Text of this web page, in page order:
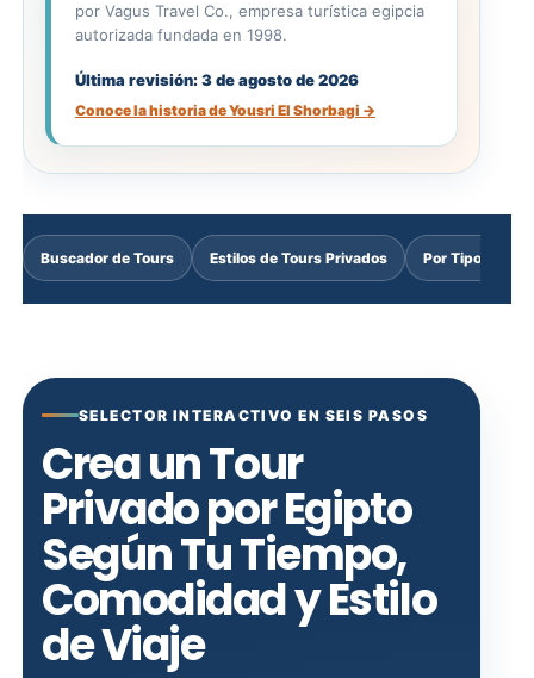
por Vagus Travel Co., empresa turística egipcia
autorizada fundada en 1998.
Última revisión: 3 de agosto de 2026
Conoce la historia de Yousri El Shorbagi →
Buscador de Tours Estilos de Tours Privados Por Tipo de
SELECTOR INTERACTIVO EN SEIS PASOS
Crea un Tour
Privado por Egipto
Según Tu Tiempo,
Comodidad y Estilo
de Viaje